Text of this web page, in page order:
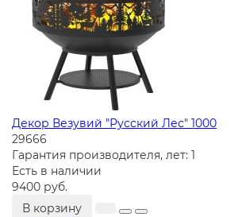
Декор Везувий "Русский Лес" 1000
29666
Гарантия производителя, лет: 1
Есть в наличии
9400 руб.
В корзину